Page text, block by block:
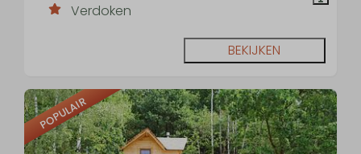
Verdoken
BEKIJKEN
POPULAIR